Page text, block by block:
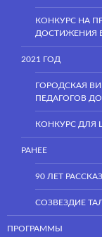
КОНКУРС НА
ДОСТИЖЕНИЯ
2021 ГОД
ГОРОДСКАЯ
ПЕДАГОГОВ
КОНКУРС ДЛЯ
РАНЕЕ
90 ЛЕТ
СОЗВЕЗДИЕ
ПРОГРАММЫ